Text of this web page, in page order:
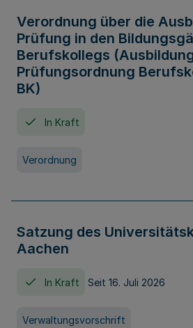
Verordnung über die
Prüfung in den
Berufskollegs
Prüfungsordnung
BK)
In Kraft
Verordnung
Satzung des
Aachen
In Kraft Seit 16. Juli 2026
Verwaltungsvorschrift